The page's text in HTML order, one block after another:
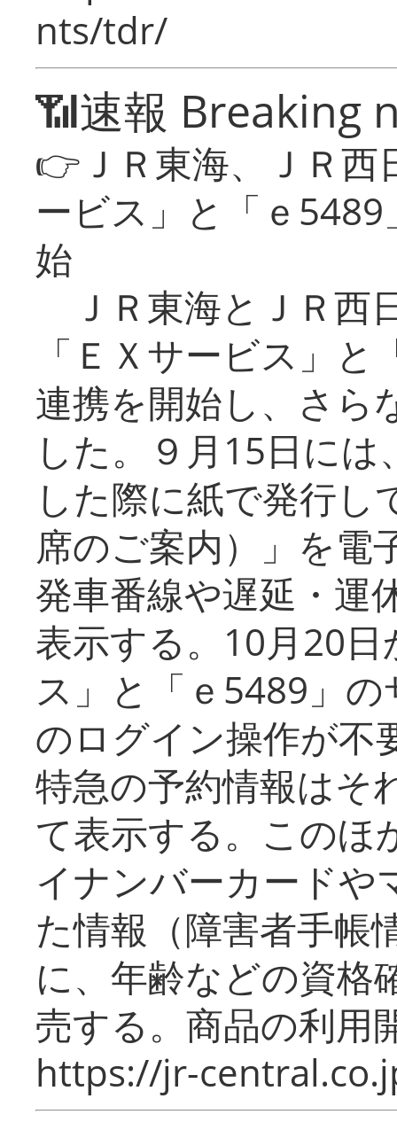
nts/tdr/
📶速報 Breaking
👉ＪＲ東海、ＪＲ
ービス」と「ｅ
始
ＪＲ東海とＪＲ西
「ＥＸサービス」
連携を開始し、さら
した。９月15日に
した際に紙で発行し
席のご案内）」を電
発車番線や遅延・運
表示する。10月20
ス」と「ｅ5489」
のログイン操作が不
特急の予約情報はそ
て表示する。このほ
イナンバーカードや
た情報（障害者手帳
に、年齢などの資格
売する。商品の利用
https://jr-